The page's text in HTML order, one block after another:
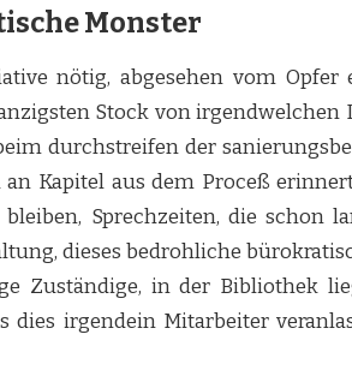
Monster
nötig, abgesehen vom
Stock von
durchstreifen der
Kapitel aus dem Proceß
bleiben, Sprechzeiten, die
dieses bedrohliche
Zuständige, in der Bibliothek
dies irgendein Mitarbeiter